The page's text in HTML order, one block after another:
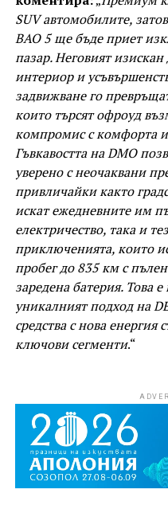
SUV автомобилите,
BAO 5 ще бъде приет
пазар. Неговият
интериор и
задвижване го
които търсят офроуд
компромис с комфорта и
Гъвкавостта на DMO
уверено с неочаквани
привличайки както
искат ежедневните им
електричество, така и
приключенията, които
пробег до 835 км с
заредена батерия. Това
уникалният подход на
средства с нова
ключови сегменти.“